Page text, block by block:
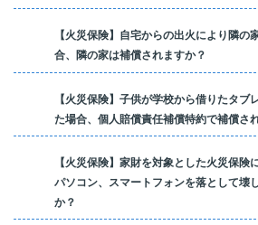
【火災保険】自宅からの出火により隣の
合、隣の家は補償されますか？
【火災保険】子供が学校から借りたタブ
た場合、個人賠償責任補償特約で補償さ
【火災保険】家財を対象とした火災保険
パソコン、スマートフォンを落として壊
か？